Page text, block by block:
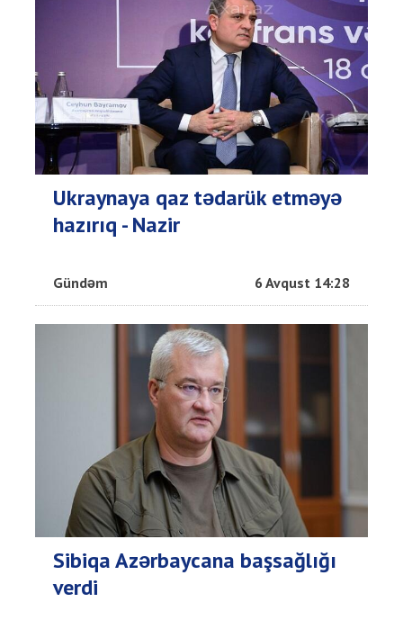
Ukraynaya qaz tədarük etməyə
hazırıq - Nazir
Gündəm 6 Avqust 14:28
Sibiqa Azərbaycana başsağlığı
verdi